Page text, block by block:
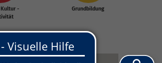
-
Grundbildung